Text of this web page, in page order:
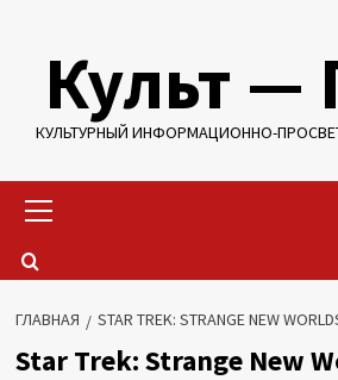
содержимому
Культ —
КУЛЬТУРНЫЙ ИНФОРМАЦИОННО-
меню
ГЛАВНАЯ STAR TREK: STRANGE NEW
Star Trek: Strange New